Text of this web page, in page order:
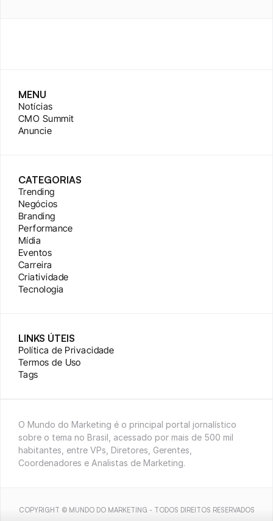
MENU
Notícias
CMO Summit
Anuncie
CATEGORIAS
Trending
Negócios
Branding
Performance
Mídia
Eventos
Carreira
Criatividade
Tecnologia
LINKS ÚTEIS
Política de Privacidade
Termos de Uso
Tags
O Mundo do Marketing é o principal portal jornalístico
sobre o tema no Brasil, acessado por mais de 500 mil
habitantes, entre VPs, Diretores, Gerentes,
Coordenadores e Analistas de Marketing.
COPYRIGHT © MUNDO DO MARKETING - TODOS DIREITOS RESERVADOS